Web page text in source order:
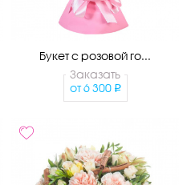
Букет с розовой го...
Заказать
от 6 300